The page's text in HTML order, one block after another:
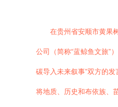
在贵州省安顺市黄果
公司（简称“蓝鲸鱼文旅”
碳导入未来叙事”双方的
将地质、历史和布依族、